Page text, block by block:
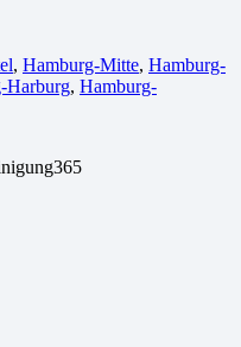
, Hamburg-Mitte, Hamburg-
Harburg, Hamburg-